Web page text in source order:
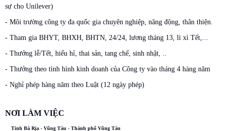
sự cho Unilever)
- Môi trường công ty đa quốc gia chuyên nghiệp, năng động, thân thiện.
- Tham gia BHYT, BHXH, BHTN, 24/24, lương tháng 13, lì xì Tết,...
- Thưởng lễ/Tết, hiếu hỉ, thai sản, tang chế, sinh nhật, ..
- Thưởng theo tình hình kinh doanh của Công ty vào tháng 4 hàng năm
- Nghỉ phép hàng năm theo Luật (12 ngày phép)
NƠI LÀM VIỆC
Tỉnh Bà Rịa - Vũng Tàu - Thành phố Vũng Tàu